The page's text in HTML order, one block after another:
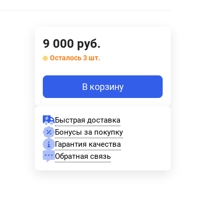
9 000 руб.
Осталось 3 шт.
В корзину
Быстрая доставка
Бонусы за покупку
Гарантия качества
Обратная связь